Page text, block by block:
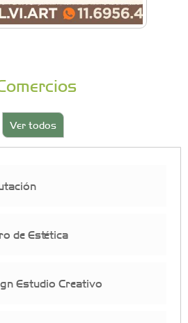
Ver todos
de Estética
Estudio Creativo